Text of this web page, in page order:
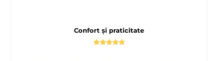
Confort și praticitate